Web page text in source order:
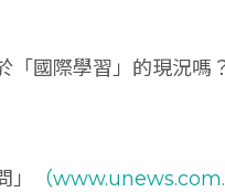
國際學習」的現況嗎
（